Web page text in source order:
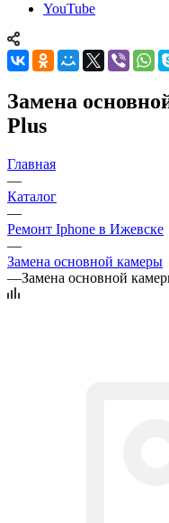
YouTube
Замена
Plus
Главная
—
Каталог
—
Ремонт Iphone в Ижевске
—
Замена основной камеры
—Замена основной